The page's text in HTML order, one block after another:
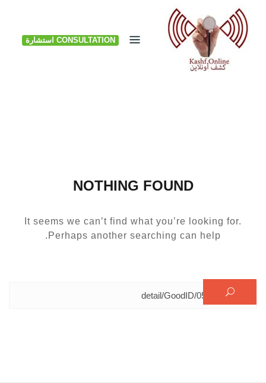
Skip
content
CONSULTATION استشارة
NOTHING FOUND
It seems we can’t find what you’re looking for.
Perhaps another searching can help.
البحث عن: